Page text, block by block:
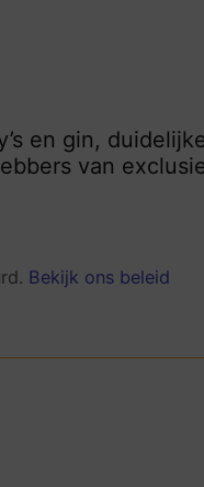
en gin,
van
Bekijk ons beleid